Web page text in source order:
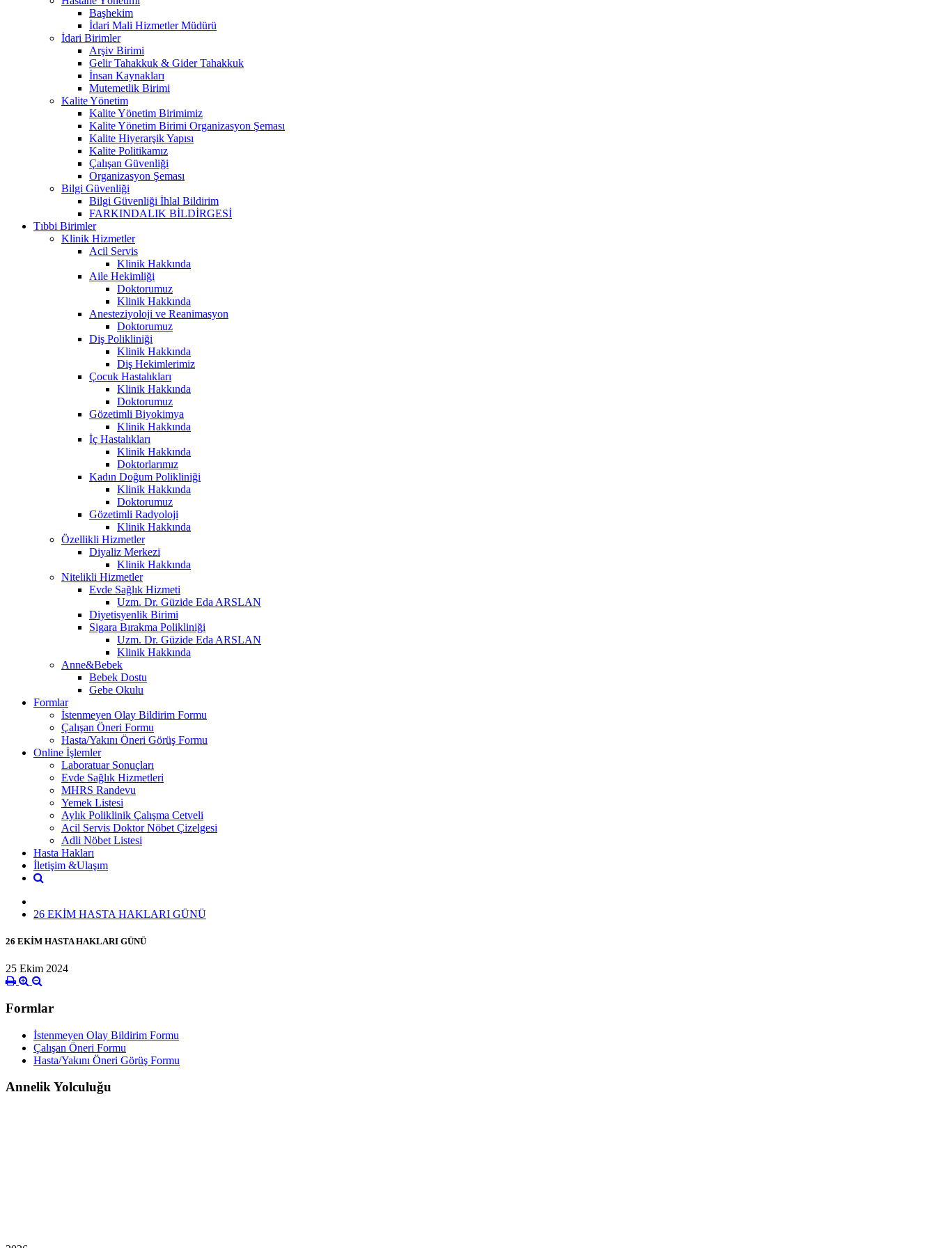
Başhekim
İdari Mali Hizmetler Müdürü
İdari Birimler
Arşiv Birimi
Gelir Tahakkuk & Gider Tahakkuk
İnsan Kaynakları
Mutemetlik Birimi
Kalite Yönetim
Kalite Yönetim Birimimiz
Kalite Yönetim Birimi Organizasyon Şeması
Kalite Hiyerarşik Yapısı
Kalite Politikamız
Çalışan Güvenliği
Organizasyon Şeması
Bilgi Güvenliği
Bilgi Güvenliği İhlal Bildirim
FARKINDALIK BİLDİRGESİ
Tıbbi Birimler
Klinik Hizmetler
Acil Servis
Klinik Hakkında
Aile Hekimliği
Doktorumuz
Klinik Hakkında
Anesteziyoloji ve Reanimasyon
Doktorumuz
Diş Polikliniği
Klinik Hakkında
Diş Hekimlerimiz
Çocuk Hastalıkları
Klinik Hakkında
Doktorumuz
Gözetimli Biyokimya
Klinik Hakkında
İç Hastalıkları
Klinik Hakkında
Doktorlarımız
Kadın Doğum Polikliniği
Klinik Hakkında
Doktorumuz
Gözetimli Radyoloji
Klinik Hakkında
Özellikli Hizmetler
Diyaliz Merkezi
Klinik Hakkında
Nitelikli Hizmetler
Evde Sağlık Hizmeti
Uzm. Dr. Güzide Eda ARSLAN
Diyetisyenlik Birimi
Sigara Bırakma Polikliniği
Uzm. Dr. Güzide Eda ARSLAN
Klinik Hakkında
Anne&Bebek
Bebek Dostu
Gebe Okulu
Formlar
İstenmeyen Olay Bildirim Formu
Çalışan Öneri Formu
Hasta/Yakını Öneri Görüş Formu
Online İşlemler
Laboratuar Sonuçları
Evde Sağlık Hizmetleri
MHRS Randevu
Yemek Listesi
Aylık Poliklinik Çalışma Cetveli
Acil Servis Doktor Nöbet Çizelgesi
Adli Nöbet Listesi
Hasta Hakları
İletişim &Ulaşım
26 EKİM HASTA HAKLARI GÜNÜ
26 EKİM HASTA HAKLARI GÜNÜ
25 Ekim 2024
Formlar
İstenmeyen Olay Bildirim Formu
Çalışan Öneri Formu
Hasta/Yakını Öneri Görüş Formu
Annelik Yolculuğu